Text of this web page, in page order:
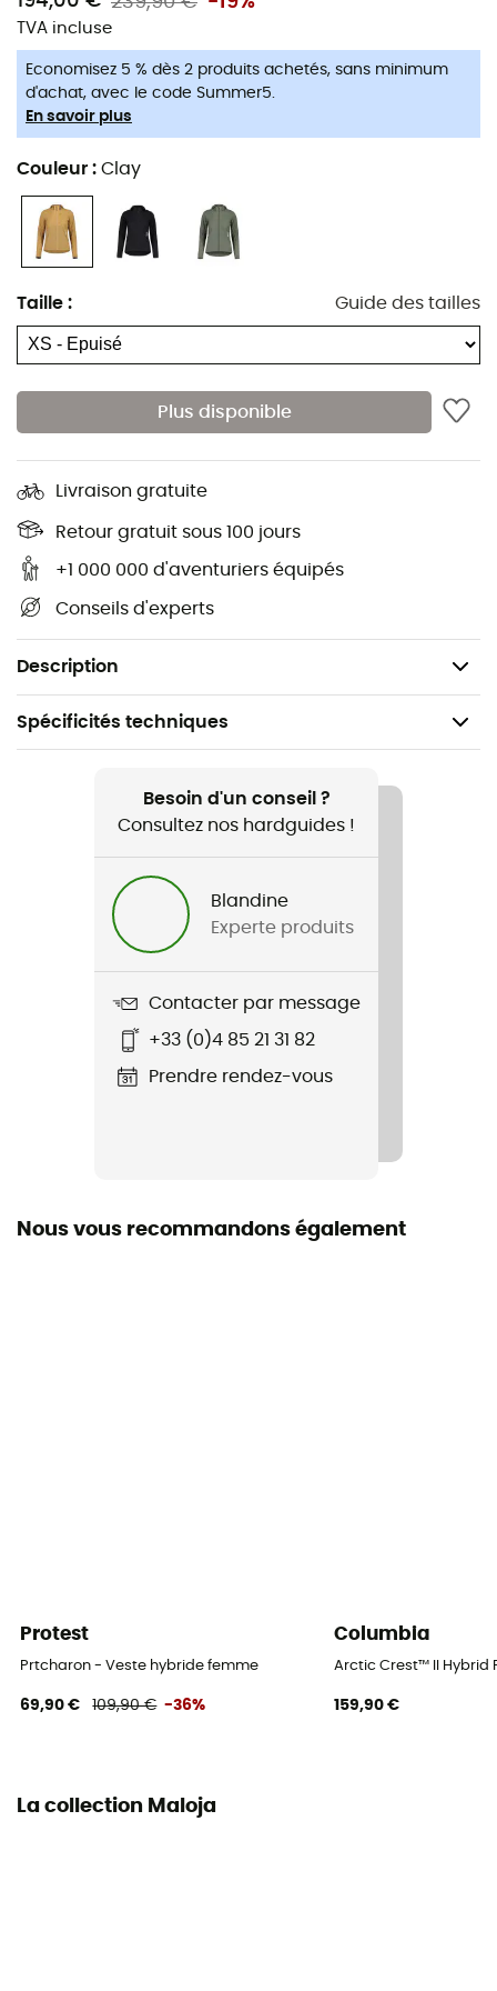
TVA incluse
Economisez 5 % dès 2 produits achetés, sans minimum
d'achat, avec le code Summer5.
En savoir plus
Couleur : Clay
Taille : Guide des tailles
Plus disponible
Livraison gratuite
Retour gratuit sous 100 jours
+1 000 000 d'aventuriers équipés
Conseils d'experts
Description
main. Et avec safinition écologique déperlante
WinterflowerM. ne craint ni les flocons ni les petites
averses. Prêt à repousser vos limites et à faire fleurir
votre hiver ?
Respirabilité supérieure
Stormhood
Isolation de base
Veste pliable
Étirement croisé
Hydrofuge durable ECO
Coupe-vent
Composition : 92 % nylon, 8 % élasthanne
Évents laser
Détail réfléchissant
Ajustement de l'ourlet
Air Cambium
Spécificités techniques
Randonnée / Trail / Lifestyle / Ski
Nom du produit
WinterflowerM.
Matières
[avant & capuche] 92 % nylon, 8 % élasthanne, [dos &
Besoin d'un conseil ?
Consultez nos hardguides !
Blandine
Experte produits
Contacter par message
+33 (0)4 85 21 31 82
Prendre rendez-vous
Nous vous recommandons également
Protest
Prtcharon - Veste hybride femme
69,90 € 109,90 € -36%
Columbia
Arctic Crest™ II Hybrid
159,90 €
La collection Maloja